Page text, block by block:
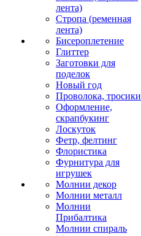
лента)
Стропа (ременная
лента)
Бисероплетение
Глиттер
Заготовки для
поделок
Новый год
Проволока, тросики
Оформление,
скрапбукинг
Лоскуток
Фетр, фелтинг
Флористика
Фурнитура для
игрушек
Молнии декор
Молнии металл
Молнии
Прибалтика
Молнии спираль